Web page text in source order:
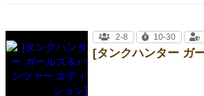
2-8 10-30